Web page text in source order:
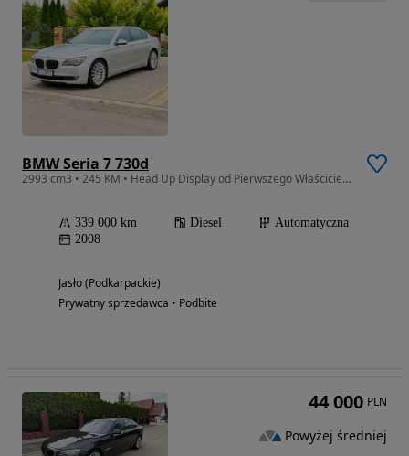
BMW Seria 7 730d
2993 cm3 • 245 KM • Head Up Display od Pierwszego Właściciela w PL
339 000 km Diesel
Automatyczna
2008
Jasło (Podkarpackie)
Prywatny sprzedawca • Podbite
44 000 PLN
Powyżej średniej